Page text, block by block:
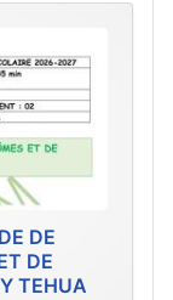
DE
DE
TEHUA